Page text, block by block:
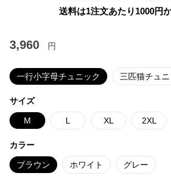
送料は1注文あたり 1000円
3,960 円
一行小字母チュニック 三匹猫チュニ
サイズ
M L XL 2XL
カラー
ブラウン ホワイト グレー